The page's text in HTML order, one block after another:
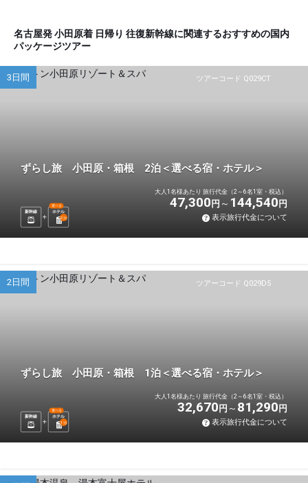
名古屋発 小田原着 日帰り 往復新幹線に関連するおすすめの国内
パッケージツアー
ツアーコード Q029CT
3日間
ずらし旅 小田原・箱根 2泊＜選べる宿・ホテル＞
新幹線 ホテル
選べる
2泊
大人1名様あたり 旅行代金（2～6名1室・税込）
47,300 円 144,540 円
表示旅行代金について
ツアーコード Q029D5
2日間
ずらし旅 小田原・箱根 1泊＜選べる宿・ホテル＞
新幹線 ホテル
選べる
1 泊
大人1名様あたり 旅行代金（2～6名1室・税込）
32,670 円 81,290 円
表示旅行代金について